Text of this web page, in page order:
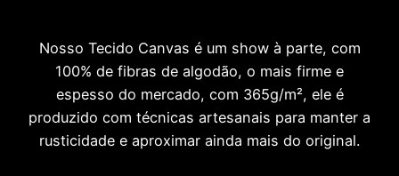
Nosso Tecido Canvas é um show à parte, com
100% de fibras de algodão, o mais firme e
espesso do mercado, com 365g/m², ele é
produzido com técnicas artesanais para manter a
rusticidade e aproximar ainda mais do original.